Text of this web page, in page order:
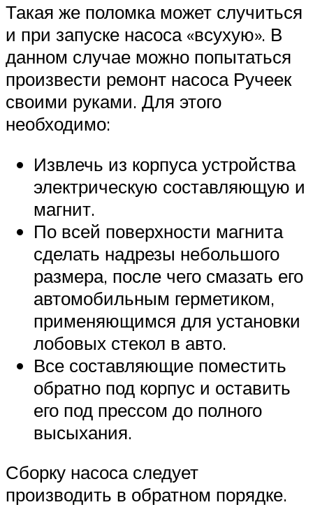
Такая же поломка может случиться
и при запуске насоса «всухую». В
данном случае можно попытаться
произвести ремонт насоса Ручеек
своими руками. Для этого
необходимо:
Извлечь из корпуса устройства
электрическую составляющую и
магнит.
По всей поверхности магнита
сделать надрезы небольшого
размера, после чего смазать его
автомобильным герметиком,
применяющимся для установки
лобовых стекол в авто.
Все составляющие поместить
обратно под корпус и оставить
его под прессом до полного
высыхания.
Сборку насоса следует
производить в обратном порядке.